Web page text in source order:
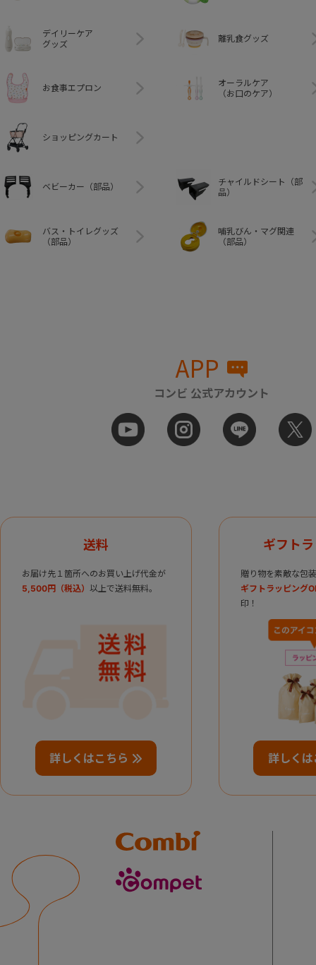
デイリーケア
グッズ
離乳食グッズ
お食事エプロン
オーラルケア
（お口のケア）
ショッピングカート
ベビーカー（部品）
チャイルドシート（部
品）
バス・トイレグッズ
（部品）
哺乳びん・マグ関連
（部品）
APP
コンビ 公式アカウント
送料
お届け先１箇所へのお買い上げ代金が
5,500円（税込） 以上で送料無料。
詳しくはこちら
ギフト
贈り物を素敵な包
ギフトラッピング
印！
詳しくは
Combi